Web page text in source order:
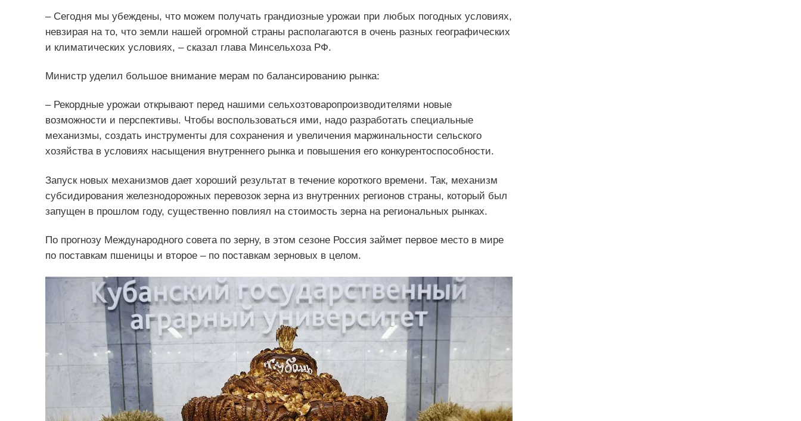
– Сегодня мы убеждены, что можем получать грандиозные урожаи при любых погодных условиях,
невзирая на то, что земли нашей огромной страны располагаются в очень разных географических
и климатических условиях, – сказал глава Минсельхоза РФ.
Министр уделил большое внимание мерам по балансированию рынка:
– Рекордные урожаи открывают перед нашими сельхозтоваропроизводителями новые
возможности и перспективы. Чтобы воспользоваться ими, надо разработать специальные
механизмы, создать инструменты для сохранения и увеличения маржинальности сельского
хозяйства в условиях насыщения внутреннего рынка и повышения его конкурентоспособности.
Запуск новых механизмов дает хороший результат в течение короткого времени. Так, механизм
субсидирования железнодорожных перевозок зерна из внутренних регионов страны, который был
запущен в прошлом году, существенно повлиял на стоимость зерна на региональных рынках.
По прогнозу Международного совета по зерну, в этом сезоне Россия займет первое место в мире
по поставкам пшеницы и второе – по поставкам зерновых в целом.